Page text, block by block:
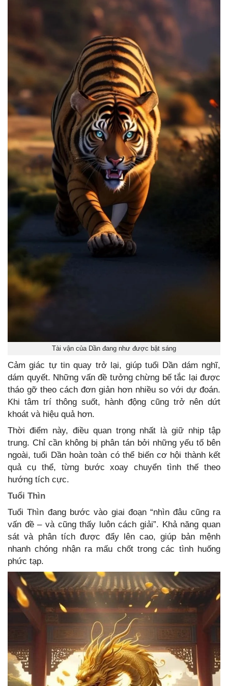
Tài vận của Dần đang như được bật sáng
Cảm giác tự tin quay trở lại, giúp tuổi Dần dám nghĩ,
dám quyết. Những vấn đề tưởng chừng bế tắc lại được
tháo gỡ theo cách đơn giản hơn nhiều so với dự đoán.
Khi tâm trí thông suốt, hành động cũng trở nên dứt
khoát và hiệu quả hơn.
Thời điểm này, điều quan trọng nhất là giữ nhịp tập
trung. Chỉ cần không bị phân tán bởi những yếu tố bên
ngoài, tuổi Dần hoàn toàn có thể biến cơ hội thành kết
quả cụ thể, từng bước xoay chuyển tình thế theo
hướng tích cực.
Tuổi Thìn
Tuổi Thìn đang bước vào giai đoạn “nhìn đâu cũng ra
vấn đề – và cũng thấy luôn cách giải”. Khả năng quan
sát và phân tích được đẩy lên cao, giúp bản mệnh
nhanh chóng nhận ra mấu chốt trong các tình huống
phức tạp.